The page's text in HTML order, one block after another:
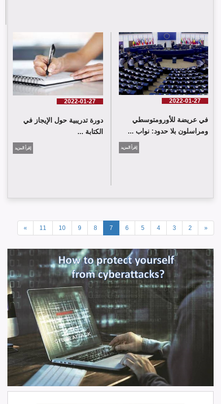
2022-01-27
في عريضة للأورومتوسطي
ومراسلون بلا حدود: نواب ...
إقرأ المزيد
2022-01-27
دورة تدريبية حول الإيجاز في
الكتابة ...
إقرأ المزيد
«
2
3
4
5
6
7
8
9
10
11
»